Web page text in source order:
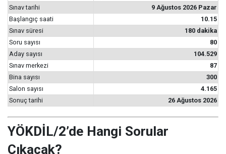
Sınav tarihi
9 Ağustos 2026 Pazar
Başlangıç saati
10.15
Sınav süresi
180 dakika
Soru sayısı
80
Aday sayısı
104.529
Sınav merkezi
87
Bina sayısı
300
Salon sayısı
4.165
Sonuç tarihi
26 Ağustos 2026
YÖKDİL/2’de Hangi Sorular
Çıkacak?